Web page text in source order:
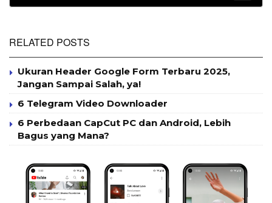
RELATED POSTS
Ukuran Header Google Form Terbaru 2025,
Jangan Sampai Salah, ya!
6 Telegram Video Downloader
6 Perbedaan CapCut PC dan Android, Lebih
Bagus yang Mana?